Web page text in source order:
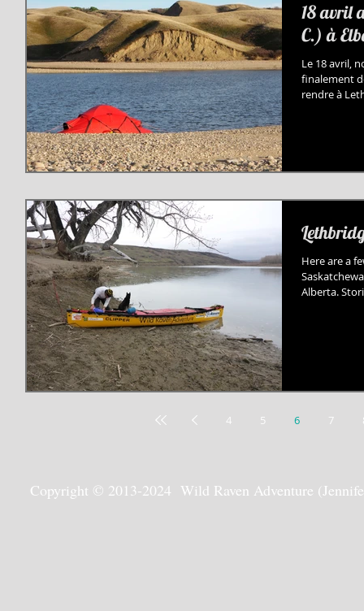
18 avril
C.) à
Le 18 avril,
finalement
rendre à
Here are a
Alberta.
4 5 6 7
Copyright © 2013-2024 Wild Raven Adventure